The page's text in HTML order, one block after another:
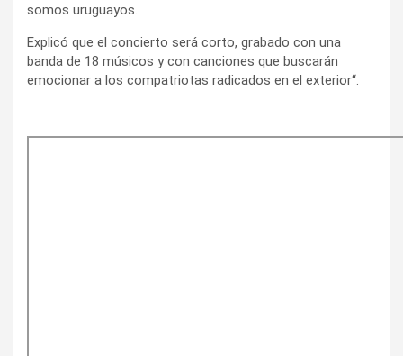
somos uruguayos.
Explicó que el concierto será corto, grabado con una
banda de 18 músicos y con canciones que buscarán
emocionar a los compatriotas radicados en el exterior“.